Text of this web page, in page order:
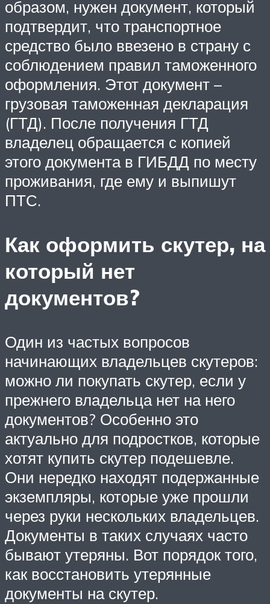
образом, нужен документ, который
подтвердит, что транспортное
средство было ввезено в страну с
соблюдением правил таможенного
оформления. Этот документ –
грузовая таможенная декларация
(ГТД). После получения ГТД
владелец обращается с копией
этого документа в ГИБДД по месту
проживания, где ему и выпишут
ПТС.
Как оформить скутер, на
который нет
документов?
Один из частых вопросов
начинающих владельцев скутеров:
можно ли покупать скутер, если у
прежнего владельца нет на него
документов? Особенно это
актуально для подростков, которые
хотят купить скутер подешевле.
Они нередко находят подержанные
экземпляры, которые уже прошли
через руки нескольких владельцев.
Документы в таких случаях часто
бывают утеряны. Вот порядок того,
как восстановить утерянные
документы на скутер.